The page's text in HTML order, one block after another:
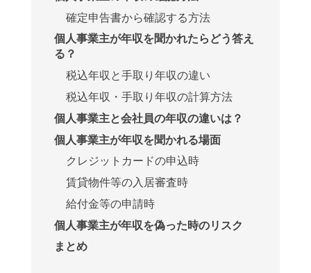
確定申告書から確認する方法
個人事業主が年収を聞かれたらどう答え
る？
税込年収と手取り年収の違い
税込年収・手取り年収の計算方法
個人事業主と会社員の年収の違いは？
個人事業主が年収を聞かれる場面
クレジットカードの申込時
賃貸物件等の入居審査時
給付金等の申請時
個人事業主が年収を偽った時のリスク
まとめ